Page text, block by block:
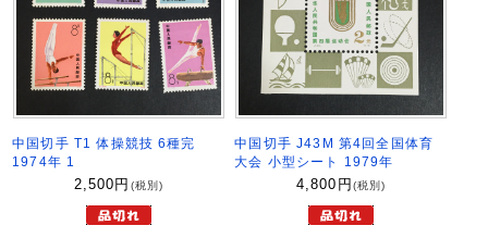
中国切手 T1 体操競技 6種完
1974年 1
2,500 円 (税別)
中国切手 J43M 第4回全国体育
大会 小型シート 1979年
4,800 円 (税別)